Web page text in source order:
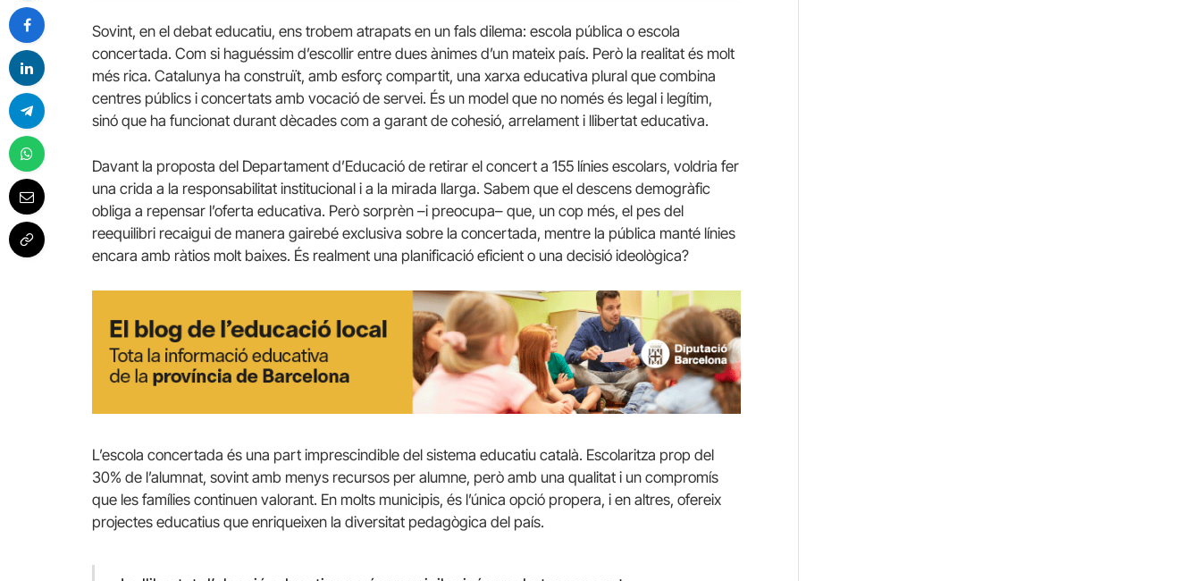
Sovint, en el debat educatiu, ens trobem atrapats en un fals dilema: escola pública o escola
concertada. Com si haguéssim d’escollir entre dues ànimes d’un mateix país. Però la realitat és molt
més rica. Catalunya ha construït, amb esforç compartit, una xarxa educativa plural que combina
centres públics i concertats amb vocació de servei. És un model que no només és legal i legítim,
sinó que ha funcionat durant dècades com a garant de cohesió, arrelament i llibertat educativa.
Davant la proposta del Departament d’Educació de retirar el concert a 155 línies escolars, voldria fer
una crida a la responsabilitat institucional i a la mirada llarga. Sabem que el descens demogràfic
obliga a repensar l’oferta educativa. Però sorprèn –i preocupa– que, un cop més, el pes del
reequilibri recaigui de manera gairebé exclusiva sobre la concertada, mentre la pública manté línies
encara amb ràtios molt baixes. És realment una planificació eficient o una decisió ideològica?
L’escola concertada és una part imprescindible del sistema educatiu català. Escolaritza prop del
30% de l’alumnat, sovint amb menys recursos per alumne, però amb una qualitat i un compromís
que les famílies continuen valorant. En molts municipis, és l’única opció propera, i en altres, ofereix
projectes educatius que enriqueixen la diversitat pedagògica del país.